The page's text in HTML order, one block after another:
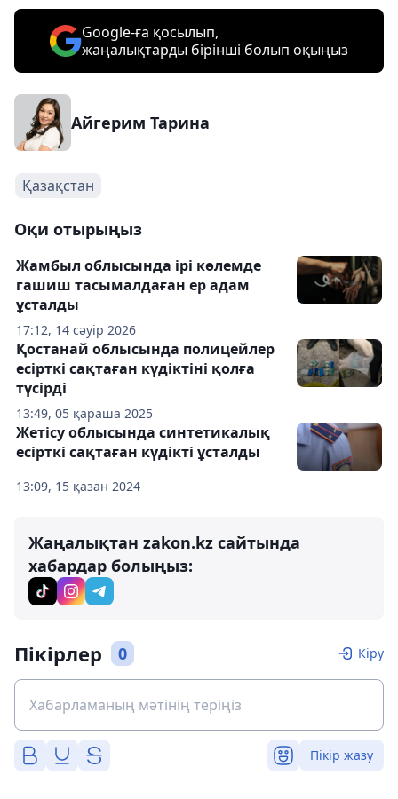
Google-ға қосылып,
жаңалықтарды бірінші болып оқыңыз
Айгерим Тарина
Қазақстан
Оқи отырыңыз
17:12, 14 сәуір 2026
Жамбыл облысында ірі көлемде
гашиш тасымалдаған ер адам
ұсталды
13:49, 05 қараша 2025
Қостанай облысында полицейлер
есірткі сақтаған күдіктіні қолға
түсірді
13:09, 15 қазан 2024
Жетісу облысында синтетикалық
есірткі сақтаған күдікті ұсталды
Жаңалықтан zakon.kz сайтында
хабардар болыңыз:
Пікірлер 0 Кіру
Пікір жазу